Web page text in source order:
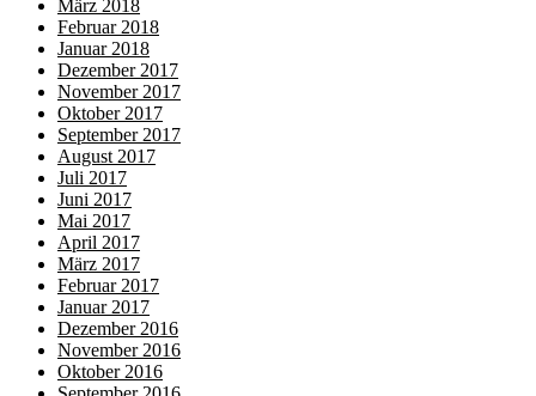
März 2018
Februar 2018
Januar 2018
Dezember 2017
November 2017
Oktober 2017
September 2017
August 2017
Juli 2017
Juni 2017
Mai 2017
April 2017
März 2017
Februar 2017
Januar 2017
Dezember 2016
November 2016
Oktober 2016